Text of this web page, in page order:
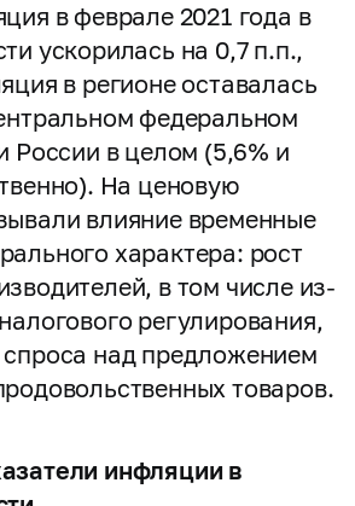
в феврале 2021 года в
ускорилась на 0,7 п.п.,
в регионе оставалась
федеральном
России в целом (5,6% и
На ценовую
влияние временные
характера: рост
в том числе из-
регулирования,
над предложением
товаров.
инфляции в